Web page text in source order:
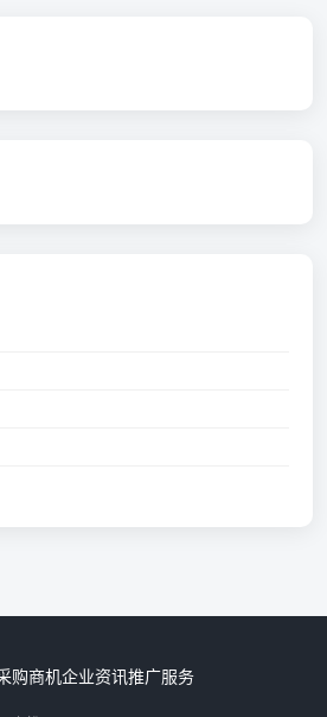
购商机企业资讯推广服务